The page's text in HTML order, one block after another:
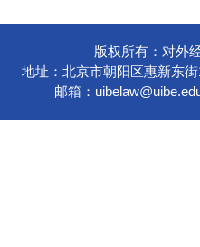
版权所有：对外
地址：北京市朝阳区惠新东
邮箱：